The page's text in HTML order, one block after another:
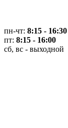
пн-чт: 8:15 - 16:30
пт: 8:15 - 16:00
сб, вс - выходной